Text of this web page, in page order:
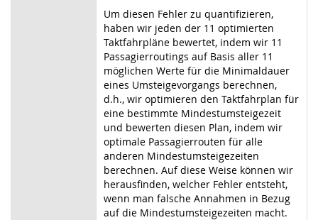
Um diesen Fehler zu quantifizieren,
haben wir jeden der 11 optimierten
Taktfahrpläne bewertet, indem wir 11
Passagierroutings auf Basis aller 11
möglichen Werte für die Minimaldauer
eines Umsteigevorgangs berechnen,
d.h., wir optimieren den Taktfahrplan für
eine bestimmte Mindestumsteigezeit
und bewerten diesen Plan, indem wir
optimale Passagierrouten für alle
anderen Mindestumsteigezeiten
berechnen. Auf diese Weise können wir
herausfinden, welcher Fehler entsteht,
wenn man falsche Annahmen in Bezug
auf die Mindestumsteigezeiten macht.